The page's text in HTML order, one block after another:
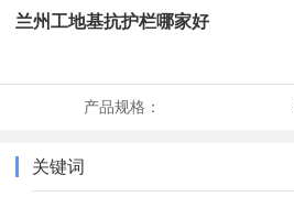
兰州工地基抗护栏哪家好
产品规格：
关键词